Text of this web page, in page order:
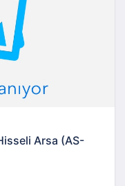
Arsa (AS-